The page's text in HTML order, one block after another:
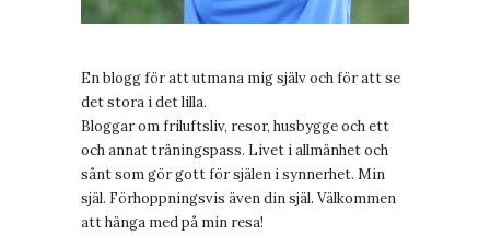
En blogg för att utmana mig själv och för att se
det stora i det lilla.
Bloggar om friluftsliv, resor, husbygge och ett
och annat träningspass. Livet i allmänhet och
sånt som gör gott för själen i synnerhet. Min
själ. Förhoppningsvis även din själ. Välkommen
att hänga med på min resa!